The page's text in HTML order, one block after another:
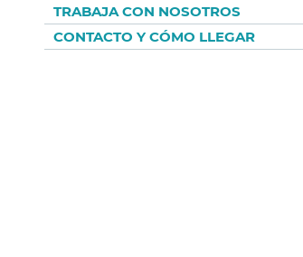
TRABAJA CON NOSOTROS
CONTACTO Y CÓMO LLEGAR